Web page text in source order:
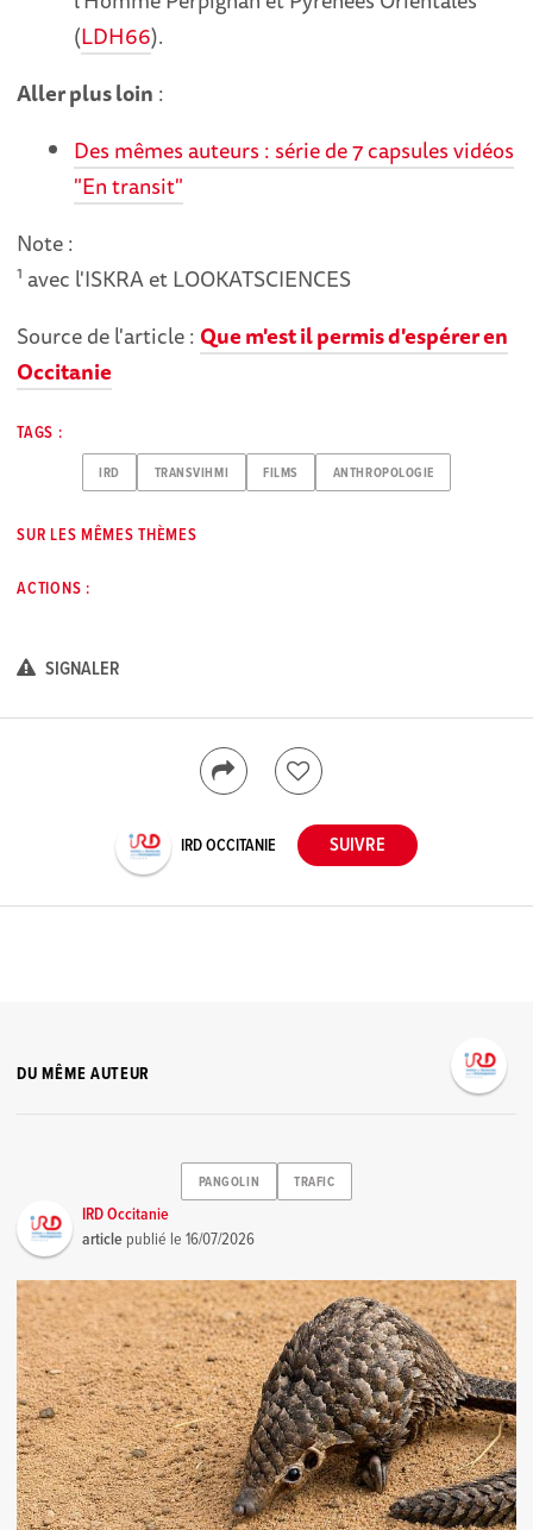
(LDH66).
Aller plus loin :
Des mêmes auteurs : série de 7 capsules vidéos
"En transit"
Note :
1 avec l'ISKRA et LOOKATSCIENCES
Source de l'article : Que m'est il permis d'espérer en
Occitanie
TAGS :
IRD TRANSVIHMI FILMS ANTHROPOLOGIE
SUR LES MÊMES THÈMES
ACTIONS :
SIGNALER
IRD OCCITANIE
DU MÊME AUTEUR
PANGOLIN TRAFIC
IRD Occitanie
article publié le16/07/2026